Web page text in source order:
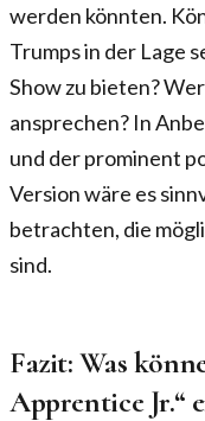
werden könnten.
Trumps in der Lage
Show zu bieten?
ansprechen? In
und der prominent
Version wäre es
betrachten, die
sind.
Fazit: Was
Apprentice Jr.“